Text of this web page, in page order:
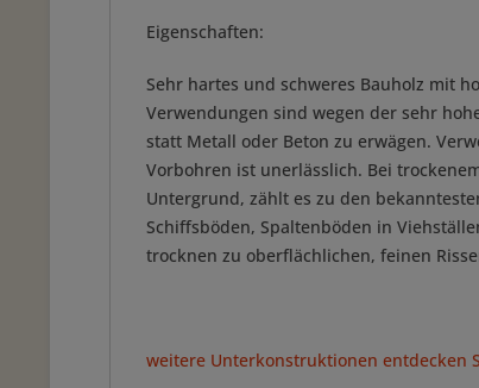
Eigenschaften:
Sehr hartes und schweres Bauholz mit
Verwendungen sind wegen der sehr
statt Metall oder Beton zu erwägen.
Vorbohren ist unerlässlich. Bei
Untergrund, zählt es zu den
Schiffsböden, Spaltenböden in
trocknen zu oberflächlichen, feinen
weitere Unterkonstruktionen entdecken